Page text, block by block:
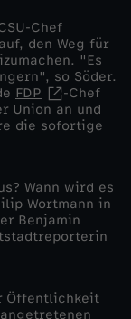
Chef
den Weg für
"Es
so Söder.
FDP
-Chef
Union an und
die sofortige
Wann wird es
Wortmann in
Benjamin
Öffentlichkeit